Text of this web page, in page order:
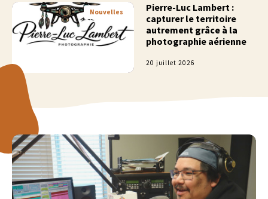
Nouvelles
Pierre-Luc Lambert :
capturer le territoire
autrement grâce à la
photographie aérienne
20 juillet 2026
EN VEDETTE